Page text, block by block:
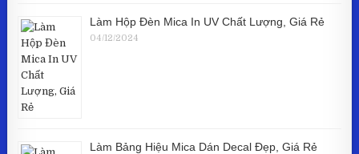
Làm Hộp Đèn Mica In UV Chất Lượng, Giá Rẻ
04/12/2024
Làm Bảng Hiệu Mica Dán Decal Đẹp, Giá Rẻ